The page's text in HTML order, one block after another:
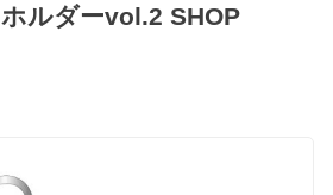
ルダーvol.2 SHOP